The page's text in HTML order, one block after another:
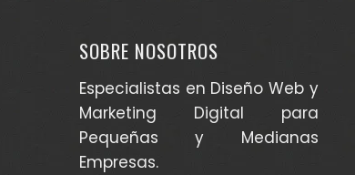
SOBRE NOSOTROS
Especialistas en Diseño Web y
Marketing Digital para
Pequeñas y Medianas
Empresas.